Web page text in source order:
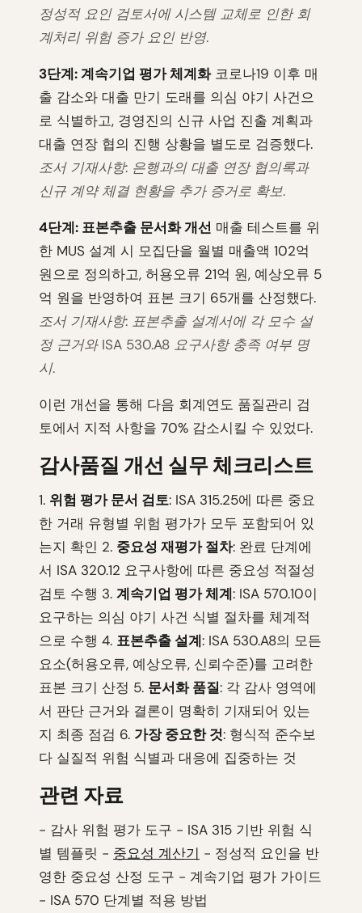
정성적 요인 검토서에 시스템 교체로 인한 회
계처리 위험 증가 요인 반영.
3단계: 계속기업 평가 체계화코로나19 이후 매
출 감소와 대출 만기 도래를 의심 야기 사건으
로 식별하고, 경영진의 신규 사업 진출 계획과
대출 연장 협의 진행 상황을 별도로 검증했다.
조서 기재사항: 은행과의 대출 연장 협의록과
신규 계약 체결 현황을 추가 증거로 확보.
4단계: 표본추출 문서화 개선 매출 테스트를 위
한 MUS 설계 시 모집단을 월별 매출액 102억
원으로 정의하고, 허용오류 21억 원, 예상오류 5
억 원을 반영하여 표본 크기 65개를 산정했다.
조서 기재사항: 표본추출 설계서에 각 모수 설
정 근거와 ISA 530.A8 요구사항 충족 여부 명
시.
이런 개선을 통해 다음 회계연도 품질관리 검
토에서 지적 사항을 70% 감소시킬 수 있었다.
감사품질 개선 실무 체크리스트
1. 위험 평가 문서 검토: ISA 315.25에 따른 중요
한 거래 유형별 위험 평가가 모두 포함되어 있
는지 확인 2. 중요성 재평가 절차: 완료 단계에
서 ISA 320.12 요구사항에 따른 중요성 적절성
검토 수행 3. 계속기업 평가 체계: ISA 570.10이
요구하는 의심 야기 사건 식별 절차를 체계적
으로 수행 4. 표본추출 설계: ISA 530.A8의 모든
요소(허용오류, 예상오류, 신뢰수준)를 고려한
표본 크기 산정 5. 문서화 품질: 각 감사 영역에
서 판단 근거와 결론이 명확히 기재되어 있는
지 최종 점검 6. 가장 중요한 것: 형식적 준수보
다 실질적 위험 식별과 대응에 집중하는 것
관련 자료
- 감사 위험 평가 도구 - ISA 315 기반 위험 식
별 템플릿 - 중요성 계산기 - 정성적 요인을 반
영한 중요성 산정 도구 - 계속기업 평가 가이드
- ISA 570 단계별 적용 방법